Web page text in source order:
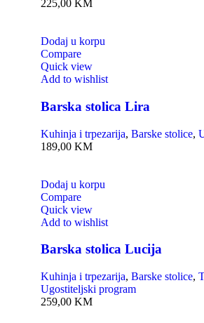
225,00 KM
Dodaj u korpu
Compare
Quick view
Add to wishlist
Barska stolica Lira
Kuhinja i trpezarija, Barske stolice,
189,00 KM
Dodaj u korpu
Compare
Quick view
Add to wishlist
Barska stolica Lucija
Kuhinja i trpezarija, Barske stolice,
Ugostiteljski program
259,00 KM